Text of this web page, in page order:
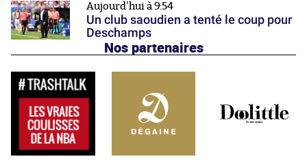
Aujourd'hui à 9:54
Un club saoudien a tenté le coup pour
Deschamps
Nos partenaires